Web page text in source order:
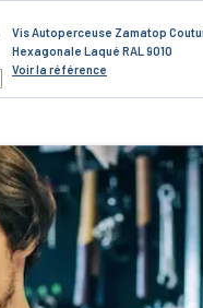
Vis Autoperceuse Zamatop
Hexagonale Laqué RAL 9010
Voirla référence